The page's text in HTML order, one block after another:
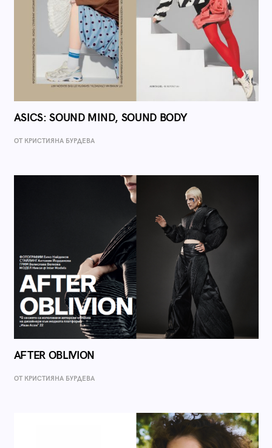
ASICS: SOUND MIND, SOUND BODY
ОТ КРИСТИЯНА БУРДЕВА
AFTER OBLIVION
ОТ КРИСТИЯНА БУРДЕВА